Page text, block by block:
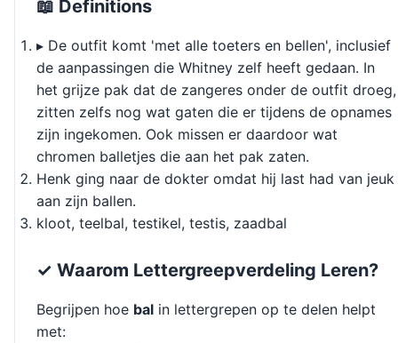
📖 Definitions
▸ De outfit komt 'met alle toeters en bellen', inclusief
de aanpassingen die Whitney zelf heeft gedaan. In
het grijze pak dat de zangeres onder de outfit droeg,
zitten zelfs nog wat gaten die er tijdens de opnames
zijn ingekomen. Ook missen er daardoor wat
chromen balletjes die aan het pak zaten.
Henk ging naar de dokter omdat hij last had van jeuk
aan zijn ballen.
kloot, teelbal, testikel, testis, zaadbal
✓ Waarom Lettergreepverdeling Leren?
Begrijpen hoe bal in lettergrepen op te delen helpt
met: